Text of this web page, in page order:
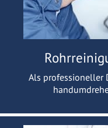
Als professioneller